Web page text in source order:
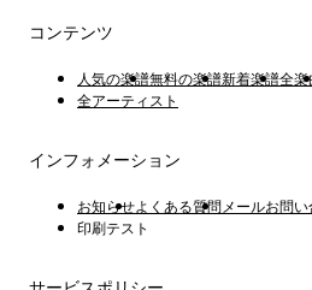
コンテンツ
人気の楽譜無料の楽譜新着楽譜全楽
全アーティスト
インフォメーション
お知らせよくある質問 メールお問
印刷テスト